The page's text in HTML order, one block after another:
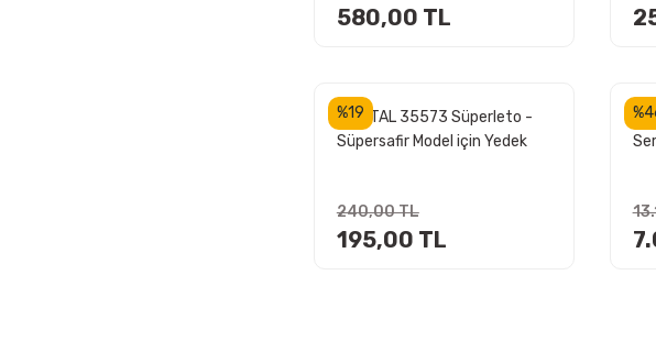
580,00 TL
%19
KRİSTAL 35573 Süperleto -
Süpersafir Model için Yedek
240,00 TL
195,00 TL